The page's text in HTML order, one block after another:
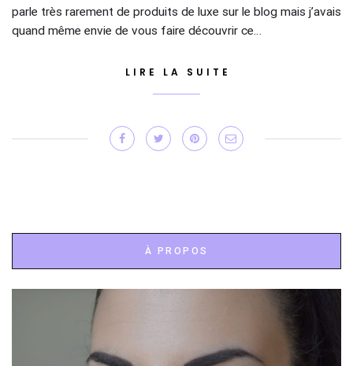
parle très rarement de produits de luxe sur le blog mais j’avais
quand même envie de vous faire découvrir ce…
LIRE LA SUITE
À PROPOS